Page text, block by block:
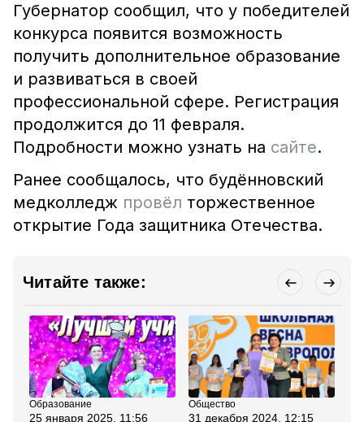
Губернатор сообщил, что у победителей
конкурса появится возможность
получить дополнительное образование
и развиваться в своей
профессиональной сфере. Регистрация
продолжится до 11 февраля.
Подробности можно узнать на сайте.
Ранее сообщалось, что будённовский
медколледж провёл торжественное
открытие Года защитника Отечества.
Читайте также:
Образование
25 января 2025, 11:56
Общество
31 декабря 2024, 12:15